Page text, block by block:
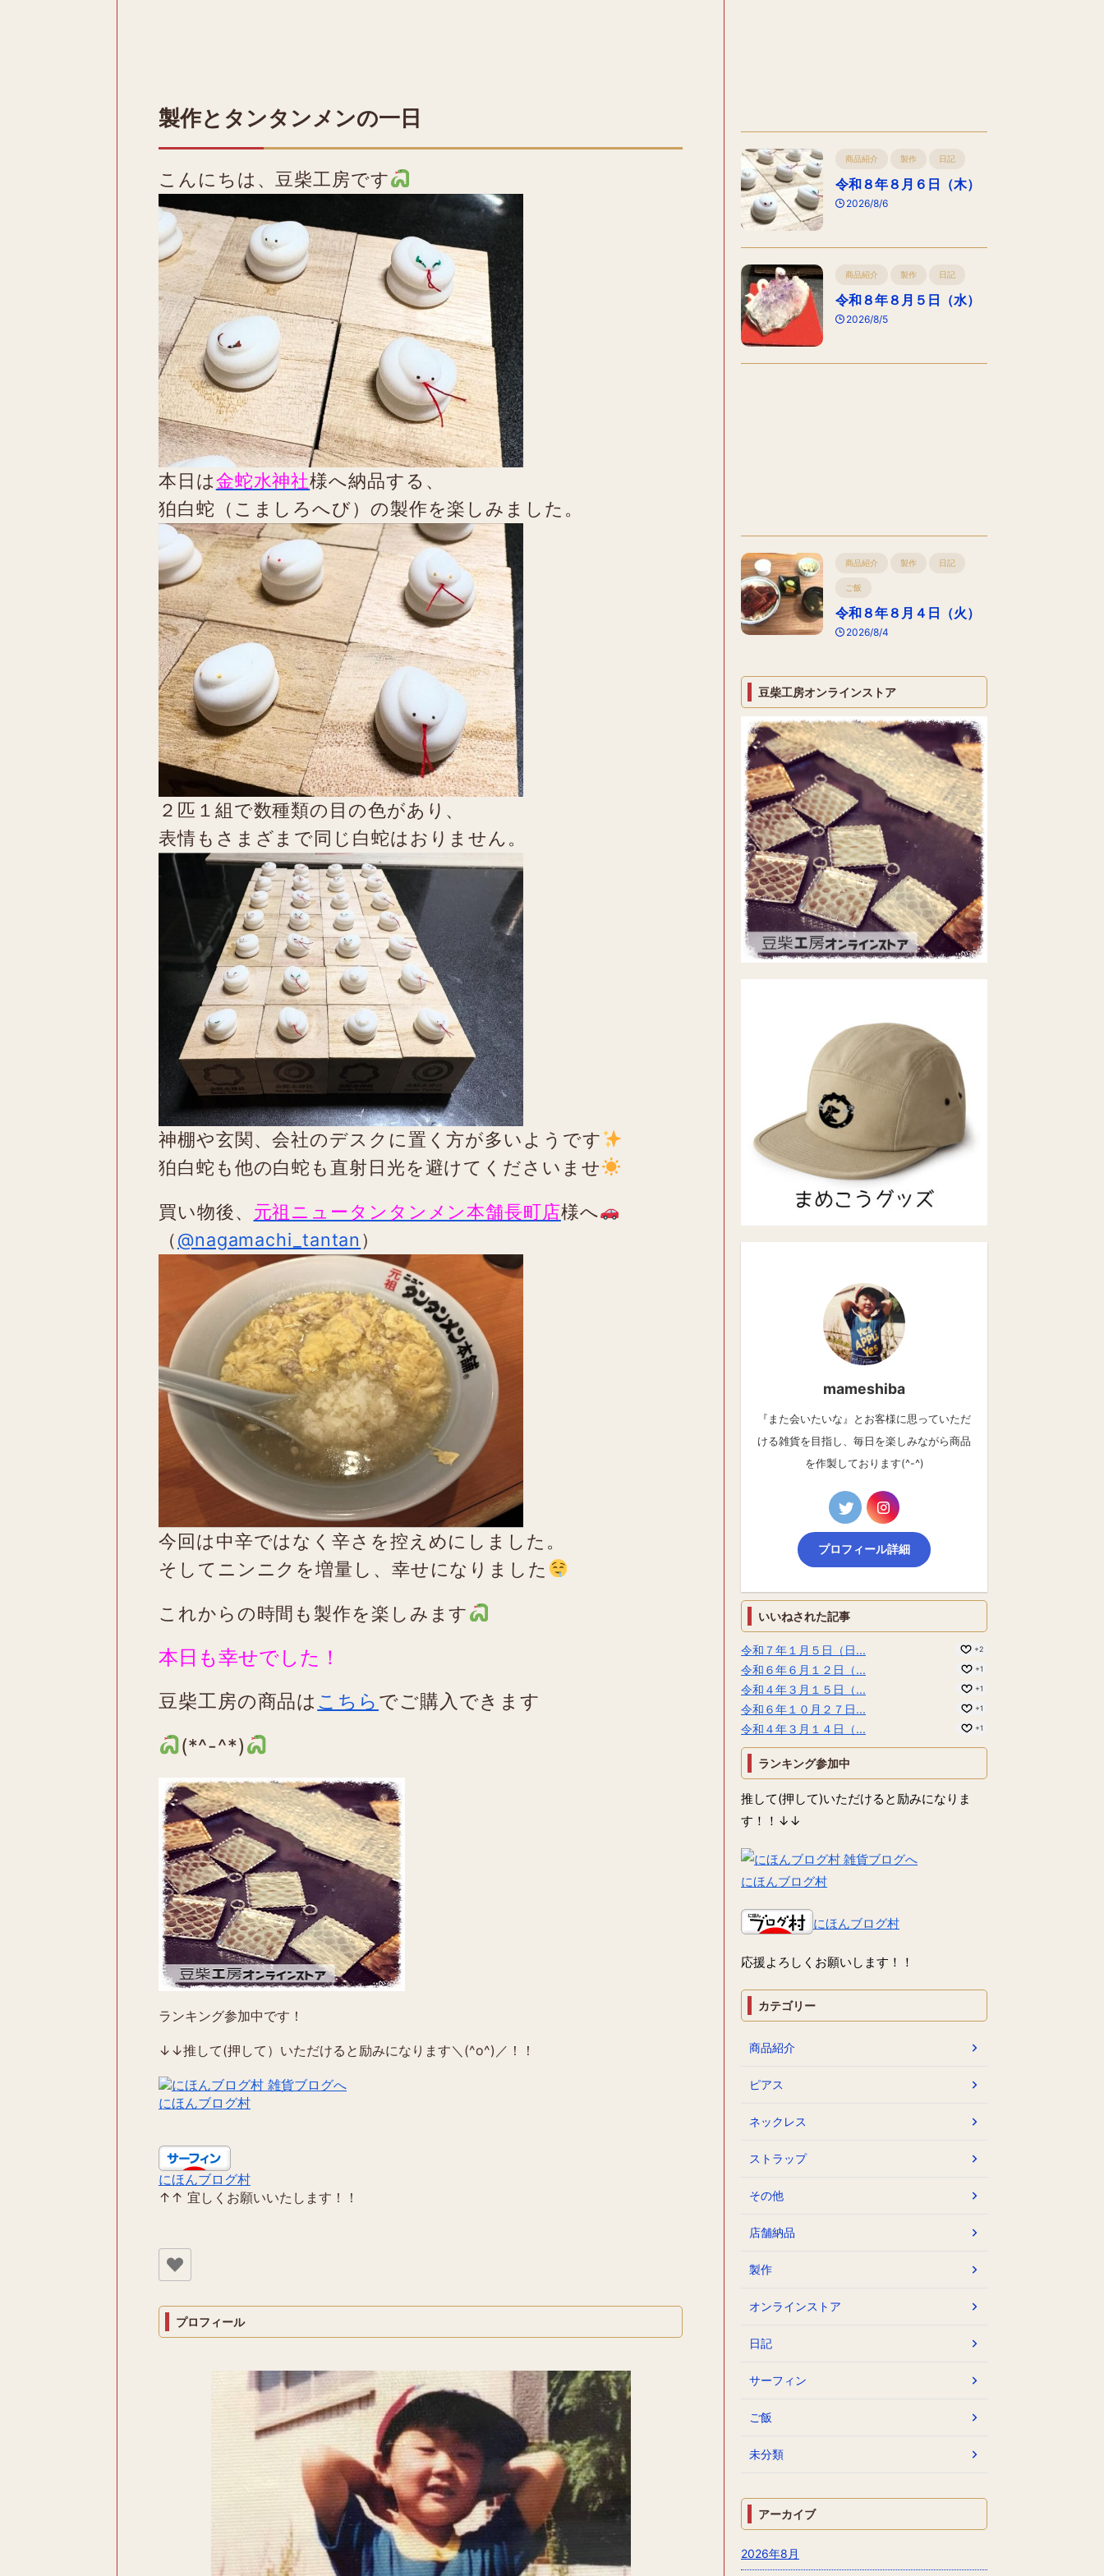
製作とタンタンメンの一日
こんにちは、豆柴工房です
本日は金蛇水神社様へ納品する、
狛白蛇（こましろへび）の製作を楽しみました。
２匹１組で数種類の目の色があり、
表情もさまざまで同じ白蛇はおりません。
神棚や玄関、会社のデスクに置く方が多いようです
狛白蛇も他の白蛇も直射日光を避けてくださいませ
買い物後、 元祖ニュータンタンメン本舗長町店様へ
（@nagamachi_tantan ）
今回は中辛ではなく辛さを控えめにしました。
そしてニンニクを増量し、幸せになりました
これからの時間も製作を楽しみます
本日も幸せでした！
豆柴工房の商品は こちら でご購入できます
(*^-^*)
ランキング参加中です！
↓↓推して(押して）いただけると励みになります＼(^o^)／！！
にほんブログ村
にほんブログ村
↑↑ 宜しくお願いいたします！！
プロフィール
商品紹介 製作 日記
令和８年８月６日（木）
2026/8/6
商品紹介 製作 日記
令和８年８月５日（水）
2026/8/5
商品紹介 製作 日記
ご飯
令和８年８月４日（火）
2026/8/4
豆柴工房オンラインストア
mameshiba
『また会いたいな』とお客様に思っていただ
ける雑貨を目指し、毎日を楽しみながら商品
を作製しております(^-^)
プロフィール詳細
いいねされた記事
令和７年１月５日（日... +2
令和６年６月１２日（... +1
令和４年３月１５日（... +1
令和６年１０月２７日... +1
令和４年３月１４日（... +1
ランキング参加中
推して(押して)いただけると励みになりま
す！！↓↓
にほんブログ村
にほんブログ村
応援よろしくお願いします！！
カテゴリー
商品紹介
ピアス
ネックレス
ストラップ
その他
店舗納品
製作
オンラインストア
日記
サーフィン
ご飯
未分類
アーカイブ
2026年8月